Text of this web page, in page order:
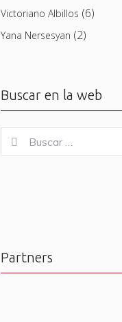
Victoriano Albillos (6)
Yana Nersesyan (2)
Buscar en la web
for:
Buscar
Partners